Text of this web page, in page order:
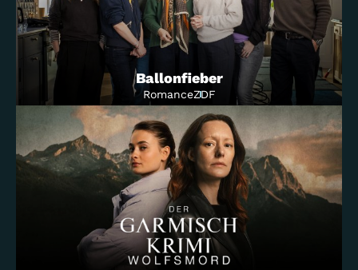
ComedyDas Erste
Die Schnitzel Reihe
Comedy Das Erste
Ballonfieber
RomanceZDF